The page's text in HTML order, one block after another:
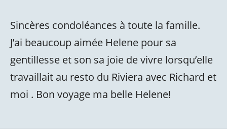
Sincères condoléances à toute la famille.
J’ai beaucoup aimée Helene pour sa
gentillesse et son sa joie de vivre lorsqu’elle
travaillait au resto du Riviera avec Richard et
moi . Bon voyage ma belle Helene!